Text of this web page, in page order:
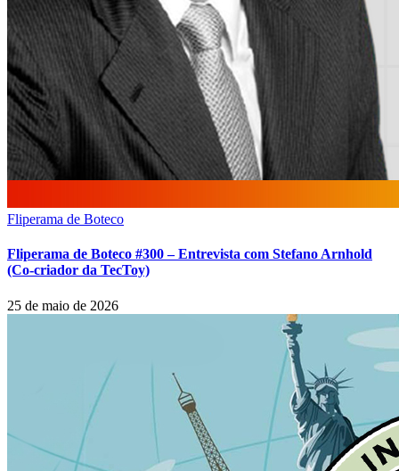
Fliperama de Boteco
Fliperama de Boteco #300 – Entrevista com Stefano Arnhold
(Co-criador da TecToy)
25 de maio de 2026